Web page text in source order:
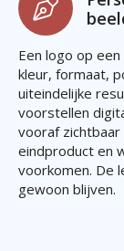
Een logo op
kleur, formaat,
uiteindelijke
voorstellen
vooraf zichtbaar
eindproduct en
voorkomen. De
gewoon blijven.